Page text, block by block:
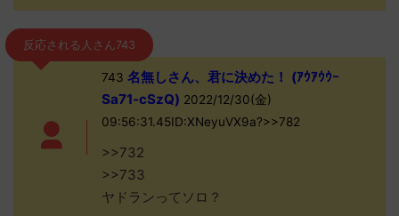
反応される人さん743
743 名無しさん、君に決めた！ (ｱｳｱｳｳｰ
Sa71-cSzQ) 2022/12/30(金)
09:56:31.45ID:XNeyuVX9a?>>782
>>732
>>733
ヤドランってソロ？